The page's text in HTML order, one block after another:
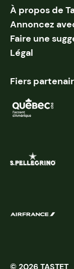
À propos de
Annoncez
Faire une
Légal
Fiers
© 2026 TASTET